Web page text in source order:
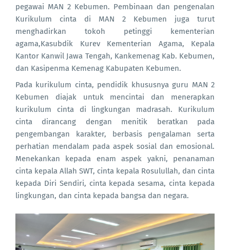
pegawai MAN 2 Kebumen. Pembinaan dan pengenalan
Kurikulum cinta di MAN 2 Kebumen juga turut
menghadirkan tokoh petinggi kementerian
agama,Kasubdik Kurev Kementerian Agama, Kepala
Kantor Kanwil Jawa Tengah, Kankemenag Kab. Kebumen,
dan Kasipenma Kemenag Kabupaten Kebumen.
Pada kurikulum cinta, pendidik khususnya guru MAN 2
Kebumen diajak untuk mencintai dan menerapkan
kurikulum cinta di lingkungan madrasah. Kurikulum
cinta dirancang dengan menitik beratkan pada
pengembangan karakter, berbasis pengalaman serta
perhatian mendalam pada aspek sosial dan emosional.
Menekankan kepada enam aspek yakni, penanaman
cinta kepala Allah SWT, cinta kepala Rosulullah, dan cinta
kepada Diri Sendiri, cinta kepada sesama, cinta kepada
lingkungan, dan cinta kepada bangsa dan negara.